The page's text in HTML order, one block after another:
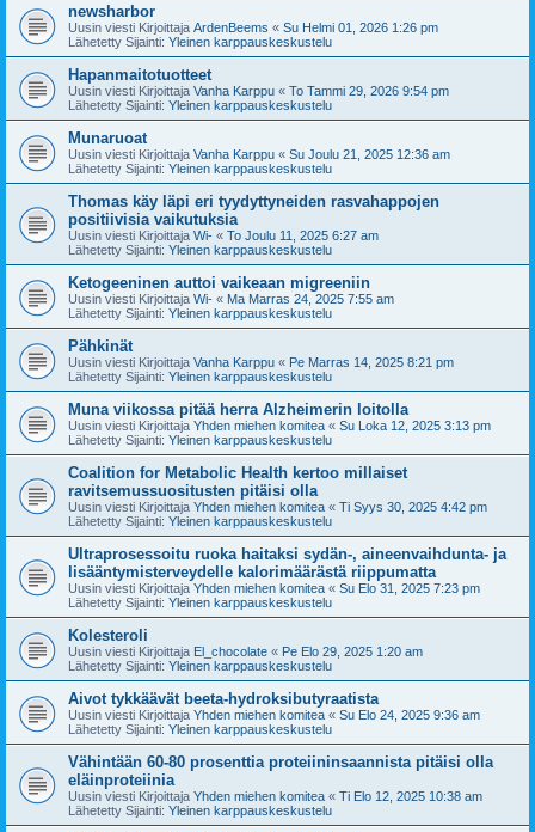
newsharbor
Uusin viesti Kirjoittaja ArdenBeems « Su Helmi 01, 2026 1:26 pm
Lähetetty Sijainti: Yleinen karppauskeskustelu
Hapanmaitotuotteet
Uusin viesti Kirjoittaja Vanha Karppu « To Tammi 29, 2026 9:54 pm
Lähetetty Sijainti: Yleinen karppauskeskustelu
Munaruoat
Uusin viesti Kirjoittaja Vanha Karppu « Su Joulu 21, 2025 12:36 am
Lähetetty Sijainti: Yleinen karppauskeskustelu
Thomas käy läpi eri tyydyttyneiden rasvahappojen
positiivisia vaikutuksia
Uusin viesti Kirjoittaja Wi- « To Joulu 11, 2025 6:27 am
Lähetetty Sijainti: Yleinen karppauskeskustelu
Ketogeeninen auttoi vaikeaan migreeniin
Uusin viesti Kirjoittaja Wi- « Ma Marras 24, 2025 7:55 am
Lähetetty Sijainti: Yleinen karppauskeskustelu
Pähkinät
Uusin viesti Kirjoittaja Vanha Karppu « Pe Marras 14, 2025 8:21 pm
Lähetetty Sijainti: Yleinen karppauskeskustelu
Muna viikossa pitää herra Alzheimerin loitolla
Uusin viesti Kirjoittaja Yhden miehen komitea « Su Loka 12, 2025 3:13 pm
Lähetetty Sijainti: Yleinen karppauskeskustelu
Coalition for Metabolic Health kertoo millaiset
ravitsemussuositusten pitäisi olla
Uusin viesti Kirjoittaja Yhden miehen komitea « Ti Syys 30, 2025 4:42 pm
Lähetetty Sijainti: Yleinen karppauskeskustelu
Ultraprosessoitu ruoka haitaksi sydän-, aineenvaihdunta- ja
lisääntymisterveydelle kalorimäärästä riippumatta
Uusin viesti Kirjoittaja Yhden miehen komitea « Su Elo 31, 2025 7:23 pm
Lähetetty Sijainti: Yleinen karppauskeskustelu
Kolesteroli
Uusin viesti Kirjoittaja El_chocolate « Pe Elo 29, 2025 1:20 am
Lähetetty Sijainti: Yleinen karppauskeskustelu
Aivot tykkäävät beeta-hydroksibutyraatista
Uusin viesti Kirjoittaja Yhden miehen komitea « Su Elo 24, 2025 9:36 am
Lähetetty Sijainti: Yleinen karppauskeskustelu
Vähintään 60-80 prosenttia proteiininsaannista pitäisi olla
eläinproteiinia
Uusin viesti Kirjoittaja Yhden miehen komitea « Ti Elo 12, 2025 10:38 am
Lähetetty Sijainti: Yleinen karppauskeskustelu